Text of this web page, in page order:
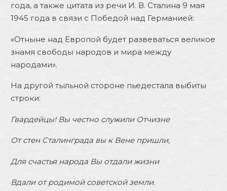
года, а также цитата из речи И. В. Сталина 9 мая
1945 года в связи с Победой над Германией:
«Отныне над Европой будет развеваться великое
знамя свободы народов и мира между
народами».
На другой тыльной стороне пьедестала выбиты
строки:
Гвардейцы! Вы честно служили Отчизне
От стен Сталинграда вы к Вене пришли,
Для счастья народа Вы отдали жизни
Вдали от родимой советской земли.